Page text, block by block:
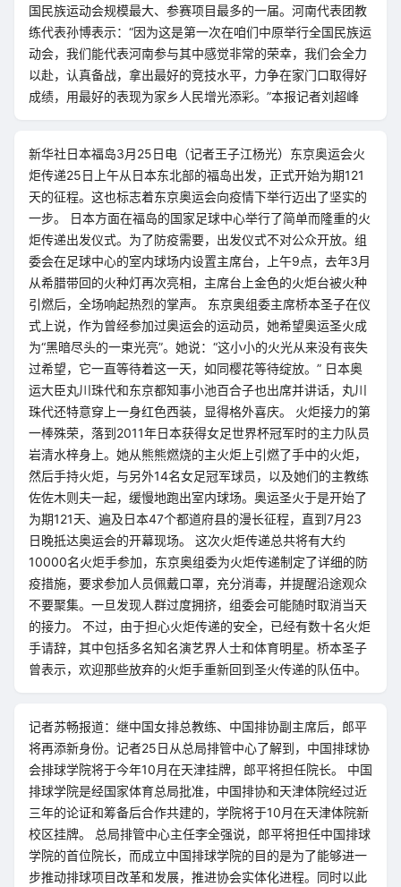
国民族运动会规模最大、参赛项目最多的一届。河南代表团教
练代表孙博表示：“因为这是第一次在咱们中原举行全国民族运
动会，我们能代表河南参与其中感觉非常的荣幸，我们会全力
以赴，认真备战，拿出最好的竞技水平，力争在家门口取得好
成绩，用最好的表现为家乡人民增光添彩。”本报记者刘超峰
新华社日本福岛3月25日电（记者王子江杨光）东京奥运会火
炬传递25日上午从日本东北部的福岛出发，正式开始为期121
天的征程。这也标志着东京奥运会向疫情下举行迈出了坚实的
一步。 日本方面在福岛的国家足球中心举行了简单而隆重的火
炬传递出发仪式。为了防疫需要，出发仪式不对公众开放。组
委会在足球中心的室内球场内设置主席台，上午9点，去年3月
从希腊带回的火种灯再次亮相，主席台上金色的火炬台被火种
引燃后，全场响起热烈的掌声。 东京奥组委主席桥本圣子在仪
式上说，作为曾经参加过奥运会的运动员，她希望奥运圣火成
为“黑暗尽头的一束光亮”。她说：“这小小的火光从来没有丧失
过希望，它一直等待着这一天，如同樱花等待绽放。” 日本奥
运大臣丸川珠代和东京都知事小池百合子也出席并讲话，丸川
珠代还特意穿上一身红色西装，显得格外喜庆。 火炬接力的第
一棒殊荣，落到2011年日本获得女足世界杯冠军时的主力队员
岩清水梓身上。她从熊熊燃烧的主火炬上引燃了手中的火炬，
然后手持火炬，与另外14名女足冠军球员，以及她们的主教练
佐佐木则夫一起，缓慢地跑出室内球场。奥运圣火于是开始了
为期121天、遍及日本47个都道府县的漫长征程，直到7月23
日晚抵达奥运会的开幕现场。 这次火炬传递总共将有大约
10000名火炬手参加，东京奥组委为火炬传递制定了详细的防
疫措施，要求参加人员佩戴口罩，充分消毒，并提醒沿途观众
不要聚集。一旦发现人群过度拥挤，组委会可能随时取消当天
的接力。 不过，由于担心火炬传递的安全，已经有数十名火炬
手请辞，其中包括多名知名演艺界人士和体育明星。桥本圣子
曾表示，欢迎那些放弃的火炬手重新回到圣火传递的队伍中。
记者苏畅报道：继中国女排总教练、中国排协副主席后，郎平
将再添新身份。记者25日从总局排管中心了解到，中国排球协
会排球学院将于今年10月在天津挂牌，郎平将担任院长。 中国
排球学院是经国家体育总局批准，中国排协和天津体院经过近
三年的论证和筹备后合作共建的，学院将于10月在天津体院新
校区挂牌。 总局排管中心主任李全强说，郎平将担任中国排球
学院的首位院长，而成立中国排球学院的目的是为了能够进一
步推动排球项目改革和发展，推进协会实体化进程。同时以此